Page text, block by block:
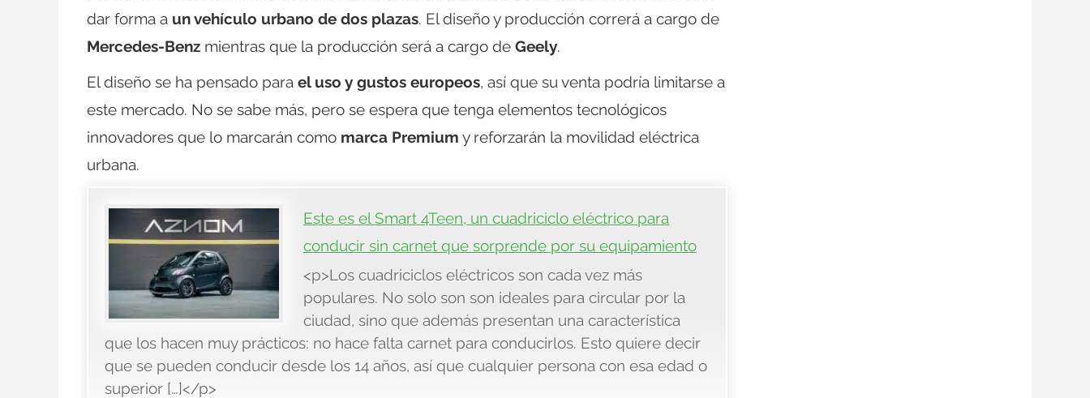
dar forma a un vehículo urbano de dos plazas. El diseño y producción correrá a cargo de
Mercedes-Benz mientras que la producción será a cargo de Geely.
El diseño se ha pensado para el uso y gustos europeos, así que su venta podría limitarse a
este mercado. No se sabe más, pero se espera que tenga elementos tecnológicos
innovadores que lo marcarán como marca Premium y reforzarán la movilidad eléctrica
urbana.
Este es el Smart 4Teen, un cuadriciclo eléctrico para
conducir sin carnet que sorprende por su equipamiento
<p>Los cuadriciclos eléctricos son cada vez más
populares. No solo son son ideales para circular por la
ciudad, sino que además presentan una característica
que los hacen muy prácticos: no hace falta carnet para conducirlos. Esto quiere decir
que se pueden conducir desde los 14 años, así que cualquier persona con esa edad o
superior […]</p>